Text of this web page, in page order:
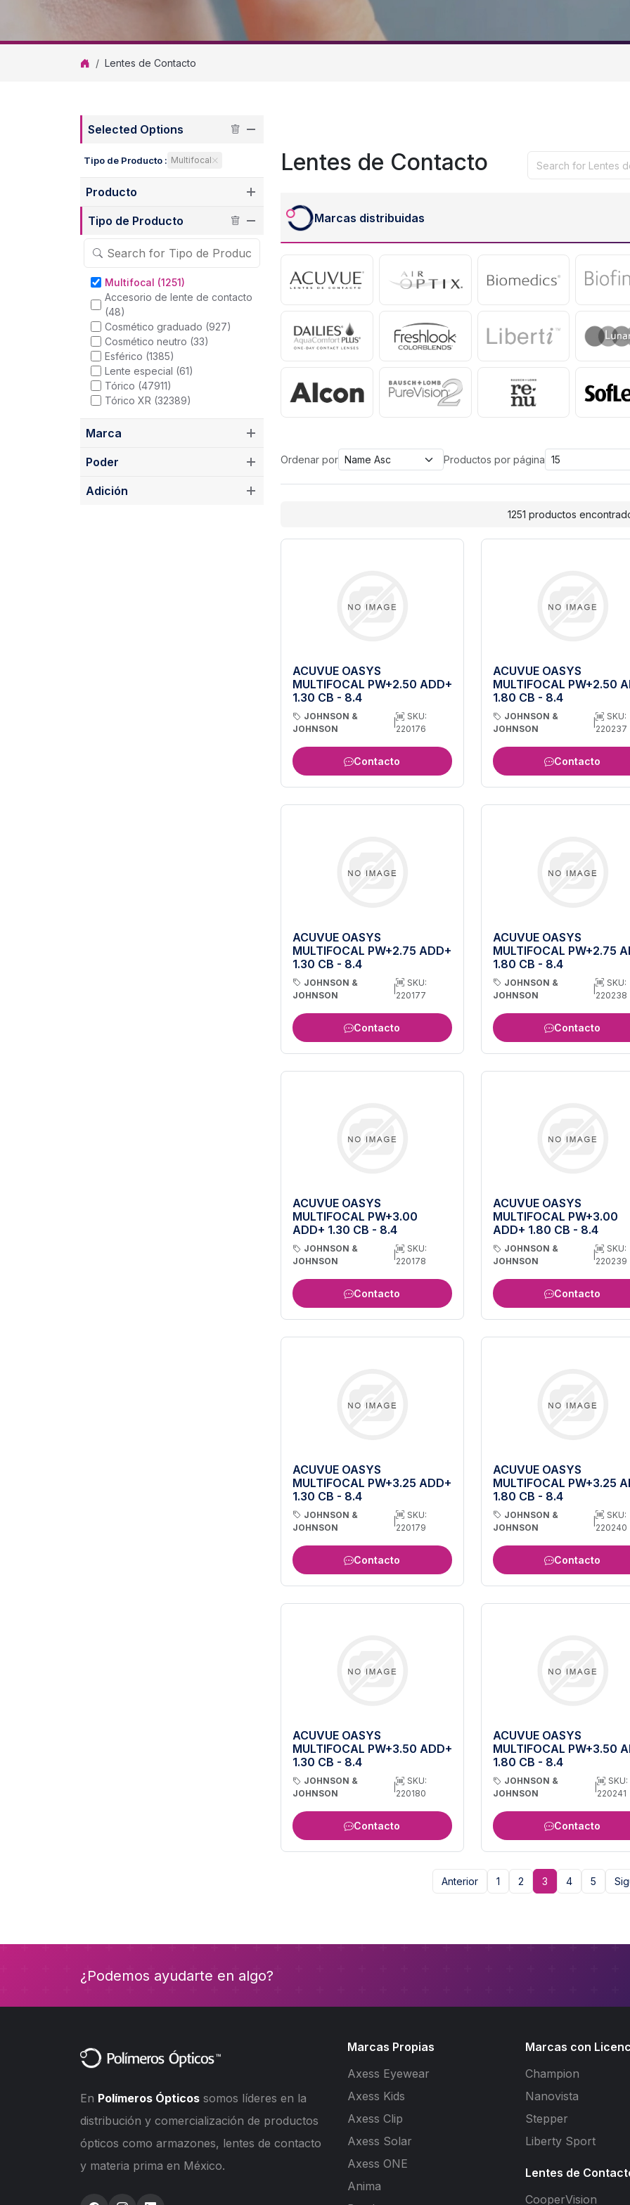
Lentes de Contacto
Selected Options
Tipo de Producto : Multifocal
Producto
Tipo de Producto
Multifocal (1251)
Accesorio de lente de contacto
(48)
Cosmético graduado (927)
Cosmético neutro (33)
Esférico (1385)
Lente especial (61)
Tórico (47911)
Tórico XR (32389)
Marca
Poder
Adición
Lentes de Contacto
Marcas distribuidas
Lentes de Contacto
Ordenar por Productos por página
1251 productos
ACUVUE OASYS
MULTIFOCAL PW+2.50 ADD+
1.30 CB - 8.4
JOHNSON &
JOHNSON
|
SKU:
220176
Contacto
ACUVUE OASYS
MULTIFOCAL PW+2.50
1.80 CB - 8.4
JOHNSON &
JOHNSON
SKU:
220237
Contacto
ACUVUE OASYS
MULTIFOCAL PW+2.75 ADD+
1.30 CB - 8.4
JOHNSON &
JOHNSON
|
SKU:
220177
Contacto
ACUVUE OASYS
MULTIFOCAL PW+2.75
1.80 CB - 8.4
JOHNSON &
JOHNSON
SKU:
220238
Contacto
ACUVUE OASYS
MULTIFOCAL PW+3.00
ADD+ 1.30 CB - 8.4
JOHNSON &
JOHNSON
|
SKU:
220178
Contacto
ACUVUE OASYS
MULTIFOCAL PW+3.00
ADD+ 1.80 CB - 8.4
JOHNSON &
JOHNSON
SKU:
220239
Contacto
ACUVUE OASYS
MULTIFOCAL PW+3.25 ADD+
1.30 CB - 8.4
JOHNSON &
JOHNSON
|
SKU:
220179
Contacto
ACUVUE OASYS
MULTIFOCAL PW+3.25
1.80 CB - 8.4
JOHNSON &
JOHNSON
SKU:
220240
Contacto
ACUVUE OASYS
MULTIFOCAL PW+3.50 ADD+
1.30 CB - 8.4
JOHNSON &
JOHNSON
|
SKU:
220180
Contacto
ACUVUE OASYS
MULTIFOCAL PW+3.50
1.80 CB - 8.4
JOHNSON &
JOHNSON
SKU:
220241
Contacto
Anterior 1 2 3 4 5
¿Podemos ayudarte en algo?
En Polímeros Ópticos somos líderes en la
distribución y comercialización de productos
ópticos como armazones, lentes de contacto
y materia prima en México.
Marcas Propias
Axess Eyewear
Axess Kids
Axess Clip
Axess Solar
Axess ONE
Anima
Marcas con
Champion
Nanovista
Stepper
Liberty Sport
Lentes de
CooperVision